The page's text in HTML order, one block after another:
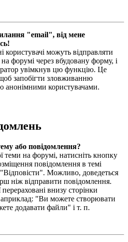
"email", від мене
користувачі можуть відправляти
форумі через вбудовану форму, і
увімкнув цю функцію. Це
запобігти зловживанню
анонімними користувачами.
або повідомлення?
теми на форумі, натисніть кнопку
повідомлення в темі
Можливо, доведеться
ніж відправити повідомлення.
перераховані внизу сторінки
"Ви можете створювати
додавати файли" і т. п.